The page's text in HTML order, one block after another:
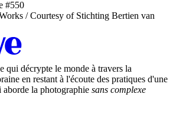
/ Courtesy of Stichting Bertien van
qui décrypte le monde à travers la
en restant à l'écoute des pratiques d'une
aborde la photographie sans complexe